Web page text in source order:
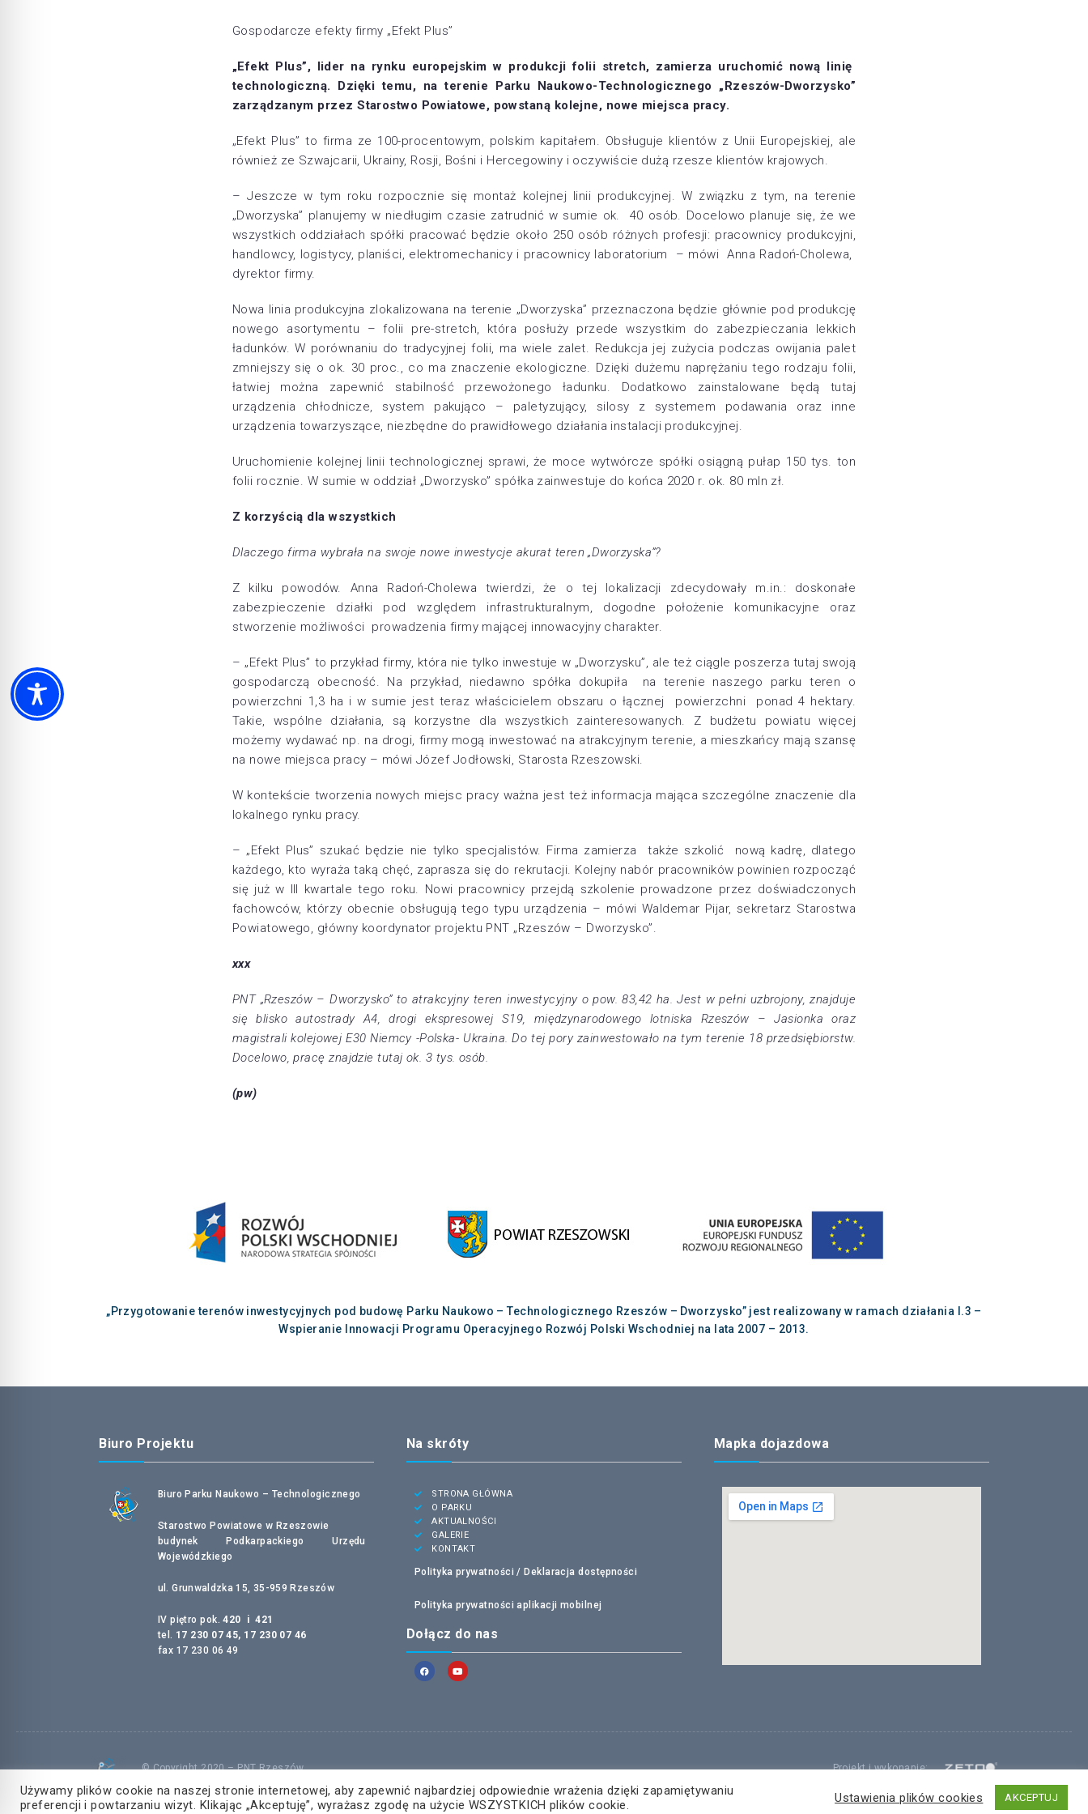
Gospodarcze efekty firmy „Efekt Plus”
„Efekt Plus”, lider na rynku europejskim w produkcji folii stretch, zamierza uruchomić nową linię
technologiczną. Dzięki temu, na terenie Parku Naukowo-Technologicznego „Rzeszów-Dworzysko”
zarządzanym przez Starostwo Powiatowe, powstaną kolejne, nowe miejsca pracy.
„Efekt Plus” to firma ze 100-procentowym, polskim kapitałem. Obsługuje klientów z Unii Europejskiej, ale
również ze Szwajcarii, Ukrainy, Rosji, Bośni i Hercegowiny i oczywiście dużą rzesze klientów krajowych.
– Jeszcze w tym roku rozpocznie się montaż kolejnej linii produkcyjnej. W związku z tym, na terenie
„Dworzyska” planujemy w niedługim czasie zatrudnić w sumie ok. 40 osób. Docelowo planuje się, że we
wszystkich oddziałach spółki pracować będzie około 250 osób różnych profesji: pracownicy produkcyjni,
handlowcy, logistycy, planiści, elektromechanicy i pracownicy laboratorium – mówi Anna Radoń-Cholewa,
dyrektor firmy.
Nowa linia produkcyjna zlokalizowana na terenie „Dworzyska” przeznaczona będzie głównie pod produkcję
nowego asortymentu – folii pre-stretch, która posłuży przede wszystkim do zabezpieczania lekkich
ładunków. W porównaniu do tradycyjnej folii, ma wiele zalet. Redukcja jej zużycia podczas owijania palet
zmniejszy się o ok. 30 proc., co ma znaczenie ekologiczne. Dzięki dużemu naprężaniu tego rodzaju folii,
łatwiej można zapewnić stabilność przewożonego ładunku. Dodatkowo zainstalowane będą tutaj
urządzenia chłodnicze, system pakująco – paletyzujący, silosy z systemem podawania oraz inne
urządzenia towarzyszące, niezbędne do prawidłowego działania instalacji produkcyjnej.
Uruchomienie kolejnej linii technologicznej sprawi, że moce wytwórcze spółki osiągną pułap 150 tys. ton
folii rocznie. W sumie w oddział „Dworzysko” spółka zainwestuje do końca 2020 r. ok. 80 mln zł.
Z korzyścią dla wszystkich
Dlaczego firma wybrała na swoje nowe inwestycje akurat teren „Dworzyska”?
Z kilku powodów. Anna Radoń-Cholewa twierdzi, że o tej lokalizacji zdecydowały m.in.: doskonałe
zabezpieczenie działki pod względem infrastrukturalnym, dogodne położenie komunikacyjne oraz
stworzenie możliwości prowadzenia firmy mającej innowacyjny charakter.
– „Efekt Plus” to przykład firmy, która nie tylko inwestuje w „Dworzysku”, ale też ciągle poszerza tutaj swoją
gospodarczą obecność. Na przykład, niedawno spółka dokupiła na terenie naszego parku teren o
powierzchni 1,3 ha i w sumie jest teraz właścicielem obszaru o łącznej powierzchni ponad 4 hektary.
Takie, wspólne działania, są korzystne dla wszystkich zainteresowanych. Z budżetu powiatu więcej
możemy wydawać np. na drogi, firmy mogą inwestować na atrakcyjnym terenie, a mieszkańcy mają szansę
na nowe miejsca pracy – mówi Józef Jodłowski, Starosta Rzeszowski.
W kontekście tworzenia nowych miejsc pracy ważna jest też informacja mająca szczególne znaczenie dla
lokalnego rynku pracy.
– „Efekt Plus” szukać będzie nie tylko specjalistów. Firma zamierza także szkolić nową kadrę, dlatego
każdego, kto wyraża taką chęć, zaprasza się do rekrutacji. Kolejny nabór pracowników powinien rozpocząć
się już w III kwartale tego roku. Nowi pracownicy przejdą szkolenie prowadzone przez doświadczonych
fachowców, którzy obecnie obsługują tego typu urządzenia – mówi Waldemar Pijar, sekretarz Starostwa
Powiatowego, główny koordynator projektu PNT „Rzeszów – Dworzysko”.
xxx
PNT „Rzeszów – Dworzysko” to atrakcyjny teren inwestycyjny o pow. 83,42 ha. Jest w pełni uzbrojony, znajduje
się blisko autostrady A4, drogi ekspresowej S19, międzynarodowego lotniska Rzeszów – Jasionka oraz
magistrali kolejowej E30 Niemcy -Polska- Ukraina. Do tej pory zainwestowało na tym terenie 18 przedsiębiorstw.
Docelowo, pracę znajdzie tutaj ok. 3 tys. osób.
(pw)
„Przygotowanie terenów inwestycyjnych pod budowę Parku Naukowo – Technologicznego Rzeszów – Dworzysko” jest realizowany w ramach działania I.3 –
Wspieranie Innowacji Programu Operacyjnego Rozwój Polski Wschodniej na lata 2007 – 2013.
Biuro Projektu
Biuro Parku Naukowo – Technologicznego
Starostwo Powiatowe w Rzeszowie
budynek Podkarpackiego Urzędu
Wojewódzkiego
ul. Grunwaldzka 15, 35-959 Rzeszów
IV piętro pok.420 i 421
tel. 17 230 07 45, 17 230 07 46
fax 17 230 06 49
Na skróty
STRONA GŁÓWNA
O PARKU
AKTUALNOŚCI
GALERIE
KONTAKT
Polityka prywatności / Deklaracja dostępności
Polityka prywatności aplikacji mobilnej
Dołącz do nas
Mapka dojazdowa
© Copyright 2020 – PNT Rzeszów
Projekt i wykonanie:
Używamy plików cookie na naszej stronie internetowej, aby zapewnić najbardziej odpowiednie wrażenia dzięki zapamiętywaniu
preferencji i powtarzaniu wizyt. Klikając „Akceptuję”, wyrażasz zgodę na użycie WSZYSTKICH plików cookie.
Ustawienia plików cookies AKCEPTUJ